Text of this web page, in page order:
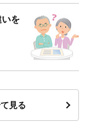
を
見る